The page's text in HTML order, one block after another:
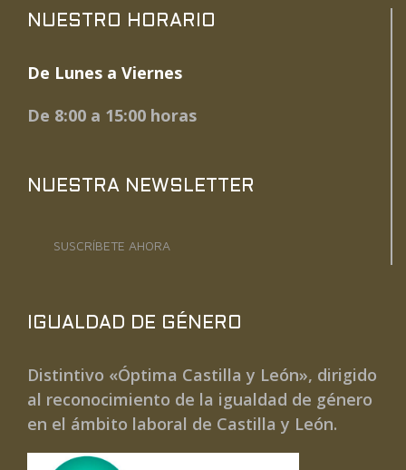
NUESTRO HORARIO
De Lunes a Viernes
De 8:00 a 15:00 horas
NUESTRA NEWSLETTER
SUSCRÍBETE AHORA
IGUALDAD DE GÉNERO
Distintivo «Óptima Castilla y León», dirigido
al reconocimiento de la igualdad de género
en el ámbito laboral de Castilla y León.